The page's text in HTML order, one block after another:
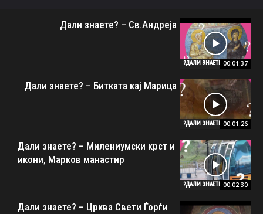
ДАЛИ ЗНАЕТЕ? 00:01:37
Дали знаете? – Св.Андреја
ДАЛИ ЗНАЕТЕ? 00:01:26
Дали знаете? – Битката кај Марица
ДАЛИ ЗНАЕТЕ? 00:02:30
Дали знаете? – Милениумски крст и
икони, Марков манастир
Дали знаете? – Црква Свети Ѓорѓи